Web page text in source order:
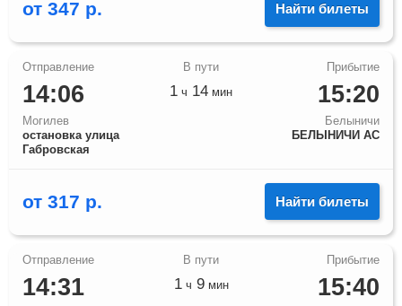
от 347 р. Найти билеты
14:06
Могилев
остановка улица
Габровская
15:20
Белыничи
БЕЛЫНИЧИ АС
1 ч 14 мин
от 317 р. Найти билеты
14:31 15:40
1ч 9мин